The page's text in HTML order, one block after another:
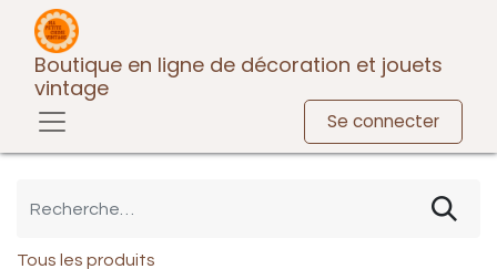
Boutique en ligne de décoration et jouets
vintage
Se connecter
Tous les produits